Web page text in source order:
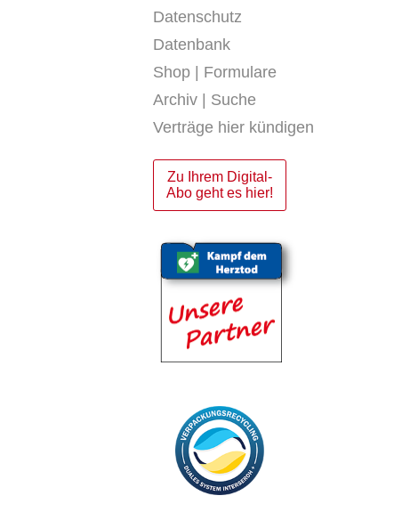
Datenschutz
Datenbank
Shop | Formulare
Archiv | Suche
Verträge hier kündigen
Zu Ihrem Digital-
Abo geht es hier!